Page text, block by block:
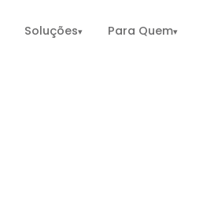
Soluções▾ Para Quem▾